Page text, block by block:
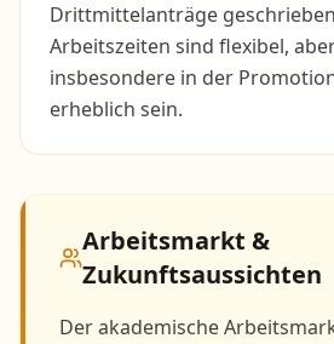
Drittmittelanträge
Arbeitszeiten sind flexibel,
insbesondere in der
erheblich sein.
Arbeitsmarkt &
Zukunftsaussichten
Der akademische